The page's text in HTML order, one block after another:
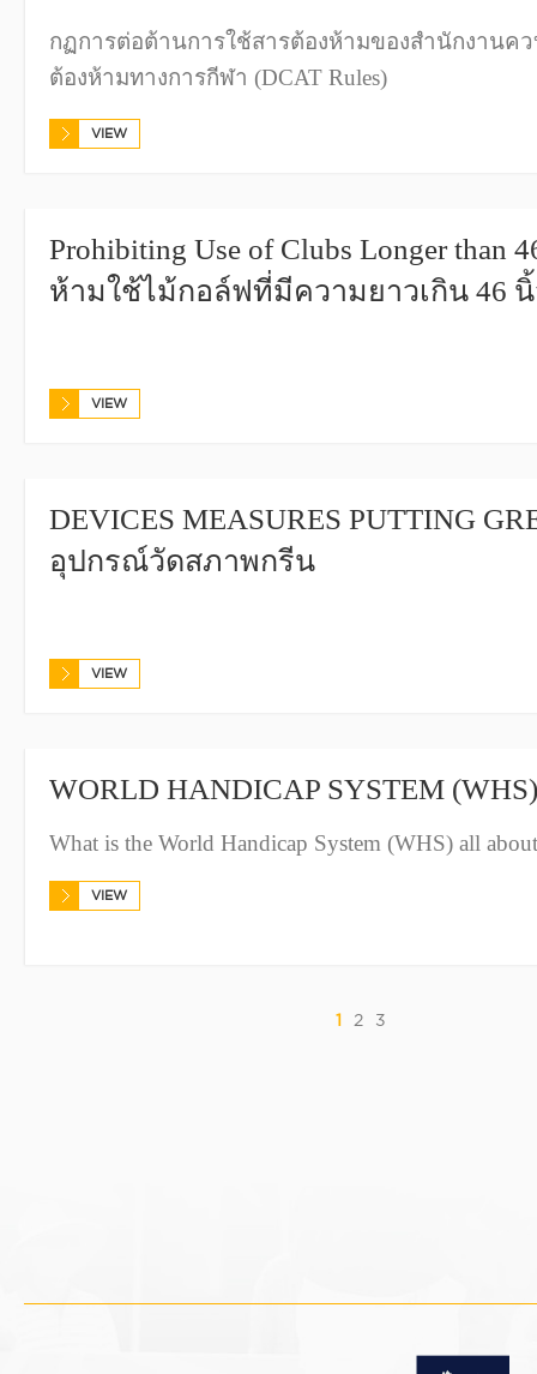
กฏการต่อต้านการใช้สารต้องห้ามของสำนักงานค
ต้องห้ามทางการกีฬา (DCAT Rules)
VIEW
Prohibiting Use of Clubs Longer than
ห้ามใช้ไม้กอล์ฟที่มีความยาวเกิน 46
VIEW
DEVICES MEASURES PUTTING
อุปกรณ์วัดสภาพกรีน
VIEW
WORLD HANDICAP SYSTEM (WHS)
What is the World Handicap System (WHS) all
VIEW
1 2 3